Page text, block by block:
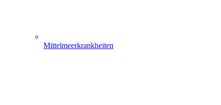
Mittelmeerkrankheiten